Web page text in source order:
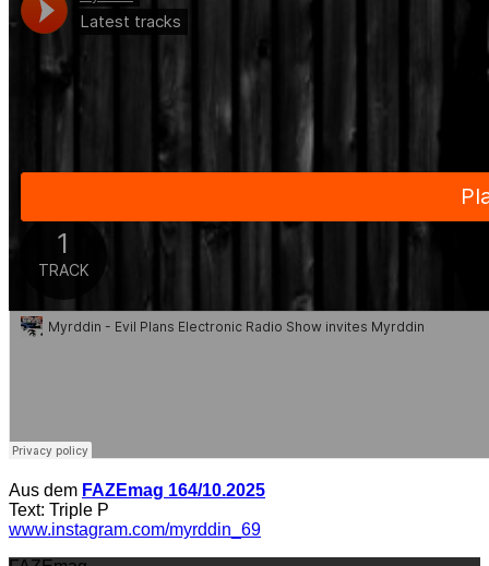
Aus dem FAZEmag 164/10.2025
Text: Triple P
www.instagram.com/myrddin_69